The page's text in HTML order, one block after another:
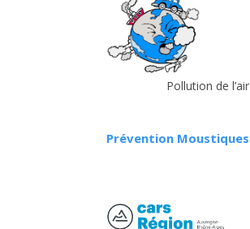
Pollution de l’air
Prévention Moustiques